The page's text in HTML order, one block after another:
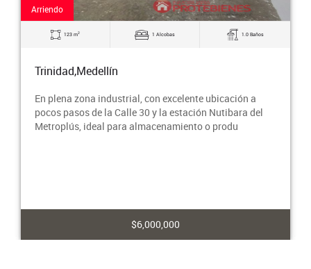
Arriendo
123 m2 1 Alcobas 1.0 Baños
Trinidad,Medellín
En plena zona industrial, con excelente ubicación a
pocos pasos de la Calle 30 y la estación Nutibara del
Metroplús, ideal para almacenamiento o produ
$6,000,000